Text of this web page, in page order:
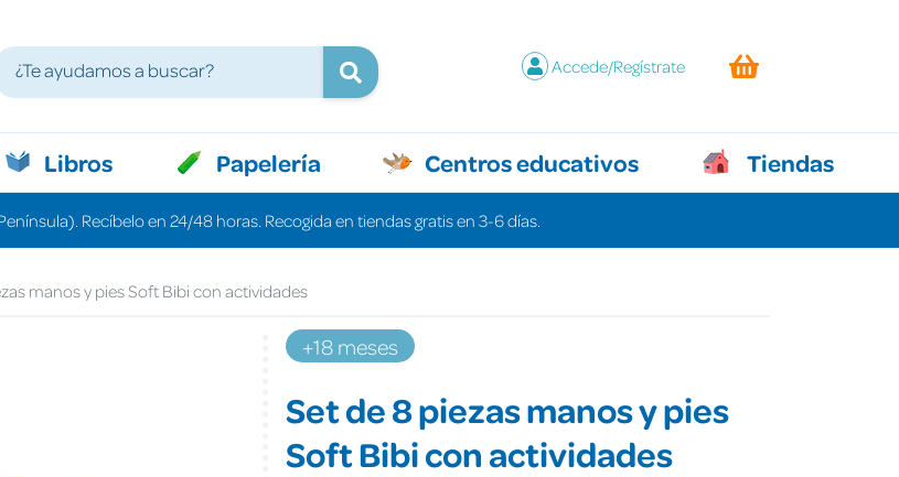
Accede/Regístrate
Libros Papelería Centros educativos Tiendas
Recíbelo en 24/48 horas. Recogida en tiendas gratis en 3-6 días.
manos y pies Soft Bibi con actividades
+18 meses
Set de 8 piezas manos y pies
Soft Bibi con actividades